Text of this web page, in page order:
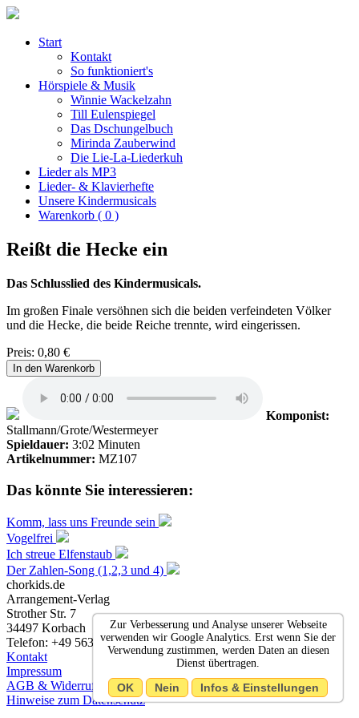
Start
Kontakt
So funktioniert's
Hörspiele & Musik
Winnie Wackelzahn
Till Eulenspiegel
Das Dschungelbuch
Mirinda Zauberwind
Die Lie-La-Liederkuh
Lieder als MP3
Lieder- & Klavierhefte
Unsere Kindermusicals
Warenkorb ( 0 )
Reißt die Hecke ein
Das Schlusslied des Kindermusicals.
Im großen Finale versöhnen sich die beiden verfeindeten Völker
und die Hecke, die beide Reiche trennte, wird eingerissen.
Preis: 0,80 €
In den Warenkorb
Komponist:
Stallmann/Grote/Westermeyer
Spieldauer: 3:02 Minuten
Artikelnummer: MZ107
Das könnte Sie interessieren:
Komm, lass uns Freunde sein
Vogelfrei
Ich streue Elfenstaub
Der Zahlen-Song (1,2,3 und 4)
chorkids.de
Arrangement-Verlag
Strother Str. 7
34497 Korbach
Telefon: +49 5631 9370105
Kontakt
Impressum
AGB & Widerruf
Hinweise zum Datenschutz
Zur Verbesserung und Analyse unserer Webseite
verwenden wir Google Analytics. Erst wenn Sie der
Verwendung zustimmen, werden Daten an diesen
Dienst übertragen.
OK Nein Infos & Einstellungen